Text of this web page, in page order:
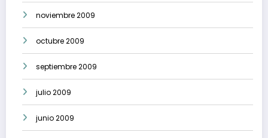
noviembre 2009
octubre 2009
septiembre 2009
julio 2009
junio 2009